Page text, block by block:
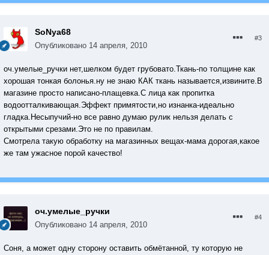
SoNya68
Опубликовано 14 апреля, 2010
#3
оч.умелые_ручки нет,шелком будет грубовато.Ткань-по толщине как
хорошая тонкая болонья.ну не знаю КАК ткань называется,извините.В
магазине просто написано-плащевка.С лица как пропитка
водоотталкивающая.Эффект примятости,но изнанка-идеально
гладка.Несыпучий-но все равно думаю рулик нельзя делать с
открытыми срезами.Это не по правилам.
Смотрела такую обработку на магазинных вещах-мама дорогая,какое
же там ужасное порой качество!
оч.умелые_ручки
Опубликовано 14 апреля, 2010
#4
Cоня, а может одну сторону оставить обмётанной, ту которую не